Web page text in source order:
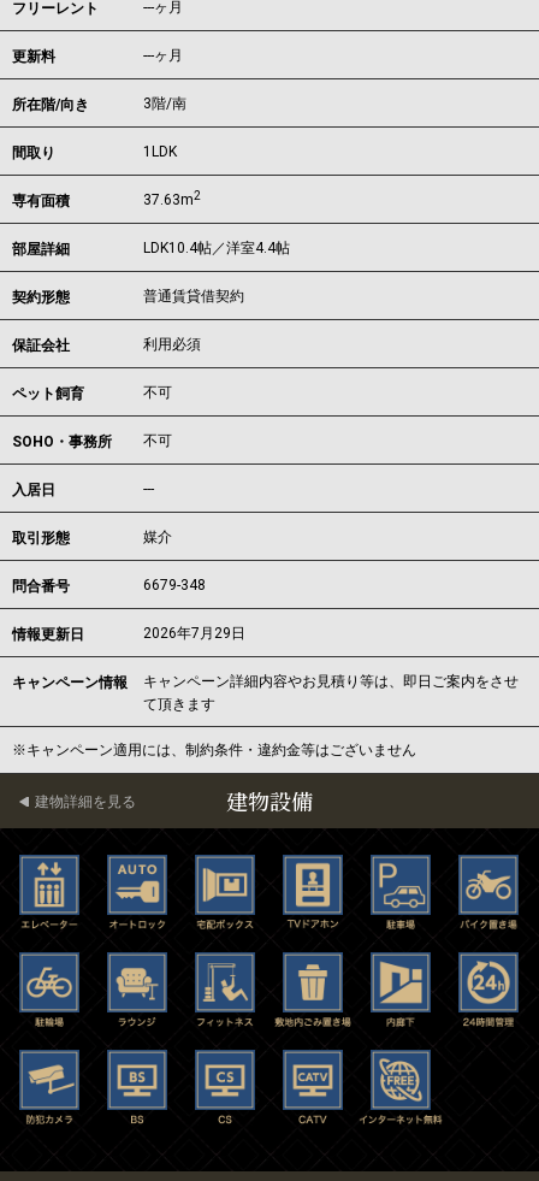
フリーレント ---ヶ月
更新料 ---ヶ月
所在階/向き 3階/南
間取り 1LDK
専有面積 37.63m2
部屋詳細 LDK10.4帖／洋室4.4帖
契約形態 普通賃貸借契約
保証会社 利用必須
ペット飼育 不可
SOHO・事務所 不可
入居日 ---
取引形態 媒介
問合番号 6679-348
情報更新日 2026年7月29日
キャンペーン情報
キャンペーン詳細内容やお見積り等は、即日ご案内をさせ
て頂きます
※キャンペーン適用には、制約条件・違約金等はございません
建物設備
建物詳細を見る